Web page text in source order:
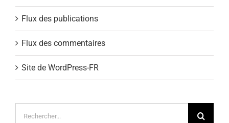
Flux des publications
Flux des commentaires
Site de WordPress-FR